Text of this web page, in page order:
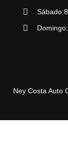
Ney Costa Auto